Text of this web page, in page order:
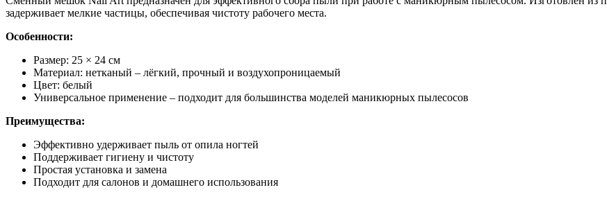
задерживает мелкие частицы, обеспечивая чистоту рабочего места.
Особенности:
Размер: 25 × 24 см
Материал: нетканый – лёгкий, прочный и воздухопроницаемый
Цвет: белый
Универсальное применение – подходит для большинства моделей маникюрных пылесосов
Преимущества:
Эффективно удерживает пыль от опила ногтей
Поддерживает гигиену и чистоту
Простая установка и замена
Подходит для салонов и домашнего использования